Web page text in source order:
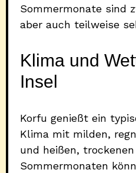
Sommermonate sind
aber auch teilweise
Klima und
Insel
Korfu genießt ein
Klima mit milden,
und heißen,
Sommermonaten